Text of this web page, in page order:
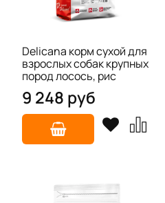
Delicana корм сухой для
взрослых собак крупных
пород лосось, рис
9 248 руб